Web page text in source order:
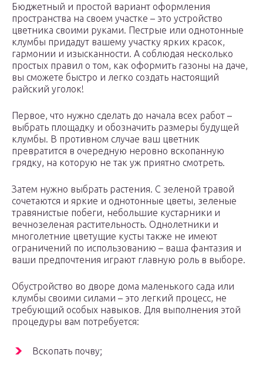
Бюджетный и простой вариант оформления
пространства на своем участке – это устройство
цветника своими руками. Пестрые или однотонные
клумбы придадут вашему участку ярких красок,
гармонии и изысканности. А соблюдая несколько
простых правил о том, как оформить газоны на даче,
вы сможете быстро и легко создать настоящий
райский уголок!
Первое, что нужно сделать до начала всех работ –
выбрать площадку и обозначить размеры будущей
клумбы. В противном случае ваш цветник
превратится в очередную неровно вскопанную
грядку, на которую не так уж приятно смотреть.
Затем нужно выбрать растения. С зеленой травой
сочетаются и яркие и однотонные цветы, зеленые
травянистые побеги, небольшие кустарники и
вечнозеленая растительность. Однолетники и
многолетние цветущие кусты также не имеют
ограничений по использованию – ваша фантазия и
ваши предпочтения играют главную роль в выборе.
Обустройство во дворе дома маленького сада или
клумбы своими силами – это легкий процесс, не
требующий особых навыков. Для выполнения этой
процедуры вам потребуется:
Вскопать почву;